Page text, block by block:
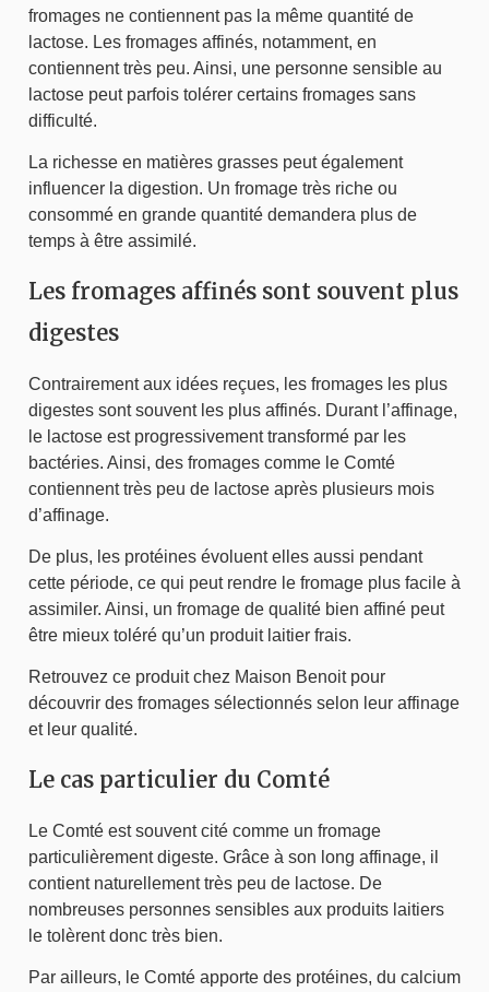
fromages ne contiennent pas la même quantité de
lactose. Les fromages affinés, notamment, en
contiennent très peu. Ainsi, une personne sensible au
lactose peut parfois tolérer certains fromages sans
difficulté.
La richesse en matières grasses peut également
influencer la digestion. Un fromage très riche ou
consommé en grande quantité demandera plus de
temps à être assimilé.
Les fromages affinés sont souvent plus
digestes
Contrairement aux idées reçues, les fromages les plus
digestes sont souvent les plus affinés. Durant l’affinage,
le lactose est progressivement transformé par les
bactéries. Ainsi, des fromages comme le Comté
contiennent très peu de lactose après plusieurs mois
d’affinage.
De plus, les protéines évoluent elles aussi pendant
cette période, ce qui peut rendre le fromage plus facile à
assimiler. Ainsi, un fromage de qualité bien affiné peut
être mieux toléré qu’un produit laitier frais.
Retrouvez ce produit chez Maison Benoit pour
découvrir des fromages sélectionnés selon leur affinage
et leur qualité.
Le cas particulier du Comté
Le Comté est souvent cité comme un fromage
particulièrement digeste. Grâce à son long affinage, il
contient naturellement très peu de lactose. De
nombreuses personnes sensibles aux produits laitiers
le tolèrent donc très bien.
Par ailleurs, le Comté apporte des protéines, du calcium